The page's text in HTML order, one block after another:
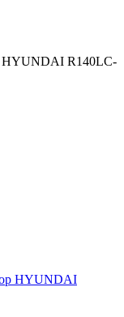
HYUNDAI R140LC-